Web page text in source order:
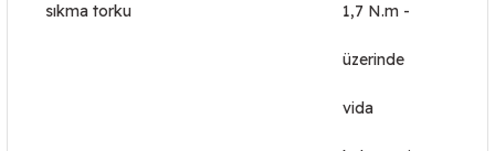
sıkma torku 1,7 N.m -
üzerinde
vida